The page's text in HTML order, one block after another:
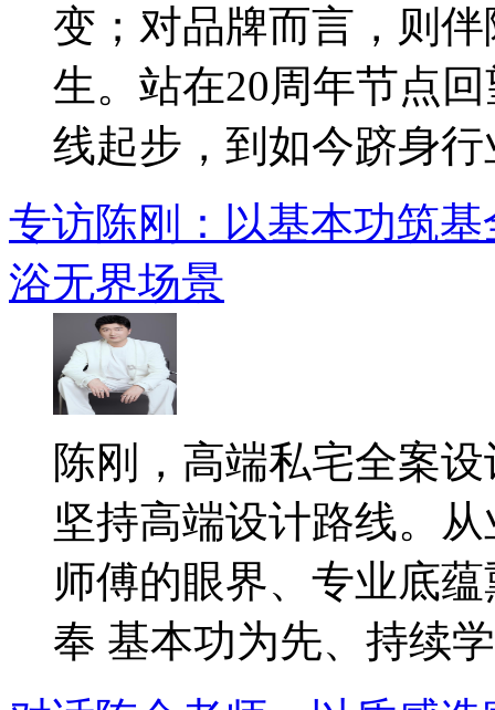
变；对品牌而言，则
生。站在20周年节点
线起步，到如今跻身行
专访陈刚：以基本功筑
浴无界场景
陈刚，高端私宅全案
坚持高端设计路线。
师傅的眼界、专业底
奉 基本功为先、持续